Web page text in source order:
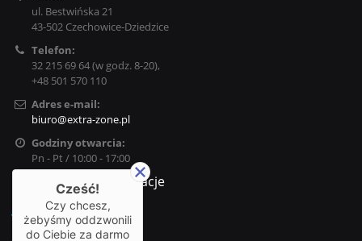
ul. Bestwińska 21
43-502 Czechowice-Dziedzice
Telefon:
32 215 69 64 (w godz. 8-20),
+48 501 570 110
Adres e-mail:
biuro@extra-zone.pl
Godziny otwarcia:
Pn - Pt / 10:00 - 17:00
Najważniejsze informacje
Dostawy
Cześć!
Czy chcesz,
żebyśmy oddzwonili
do Ciebie za darmo